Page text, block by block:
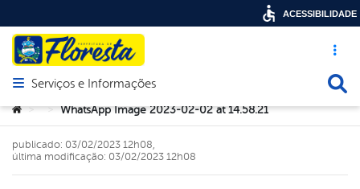
Acesso
Abrir menu principal de navegação
Serviços e Informações
Você está aqui:
> > WhatsApp Image 2023-02-02 at 14.58.21
publicado: 03/02/2023 12h08,
última modificação: 03/02/2023 12h08
ACESSIBILIDADE